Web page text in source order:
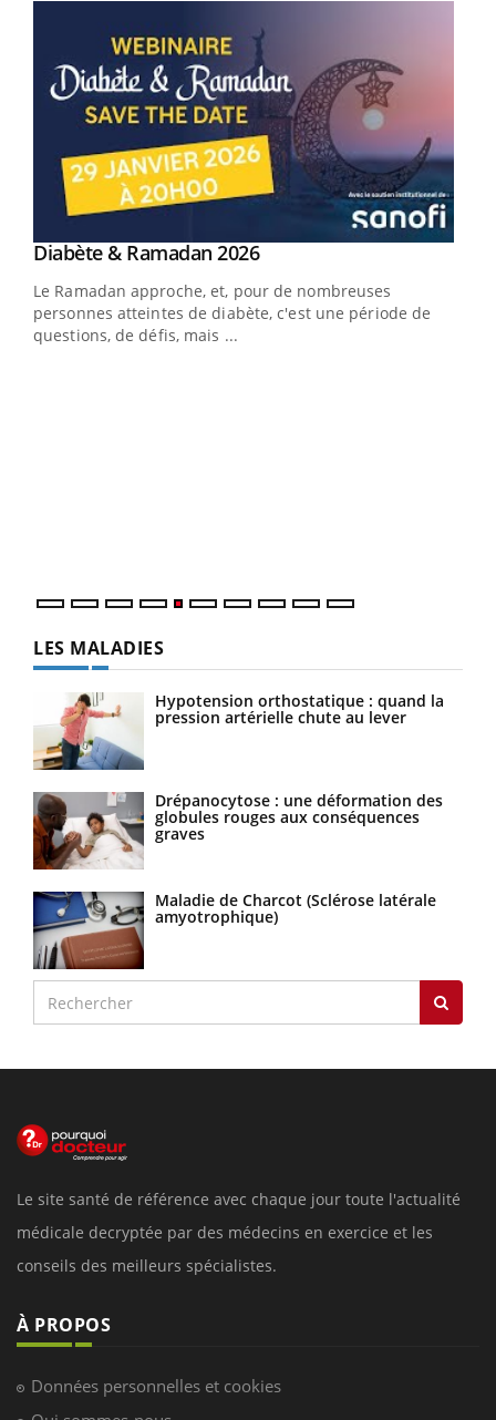
Youtube
Diabète & Ramadan 2026Youtube
Le Ramadan approche, et, pour de nombreuses
personnes atteintes de diabète, c'est une période de
questions, de défis, mais ...
LES MALADIES
Hypotension orthostatique : quand la
pression artérielle chute au lever
Drépanocytose : une déformation des
globules rouges aux conséquences
graves
Maladie de Charcot (Sclérose latérale
amyotrophique)
Le site santé de référence avec chaque jour toute l'actualité
médicale decryptée par des médecins en exercice et les
conseils des meilleurs spécialistes.
À PROPOS
Données personnelles et cookies